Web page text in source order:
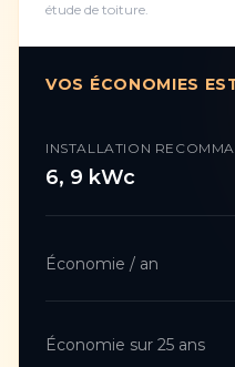
étude de toiture.
VOS ÉCONOMIES
INSTALLATION
6, 9 kWc
Économie / an
Économie sur 25 ans